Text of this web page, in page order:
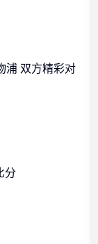
浦 双方精彩对
分